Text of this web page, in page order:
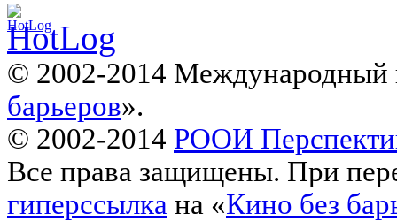
© 2002-2014 Международный
барьеров».
© 2002-2014 РООИ
Все права защищены. При
гиперссылка на «Кино без